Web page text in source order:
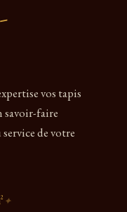
vos tapis
faire
de votre
✦